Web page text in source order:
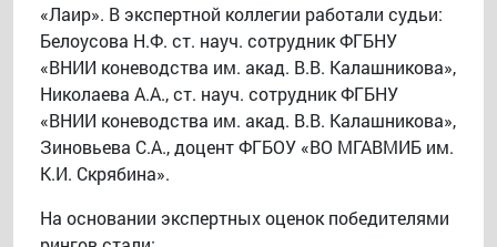
«Лаир». В экспертной коллегии работали судьи:
Белоусова Н.Ф. ст. науч. сотрудник ФГБНУ
«ВНИИ коневодства им. акад. В.В. Калашникова»,
Николаева А.А., ст. науч. сотрудник ФГБНУ
«ВНИИ коневодства им. акад. В.В. Калашникова»,
Зиновьева С.А., доцент ФГБОУ «ВО МГАВМИБ им.
К.И. Скрябина».
На основании экспертных оценок победителями